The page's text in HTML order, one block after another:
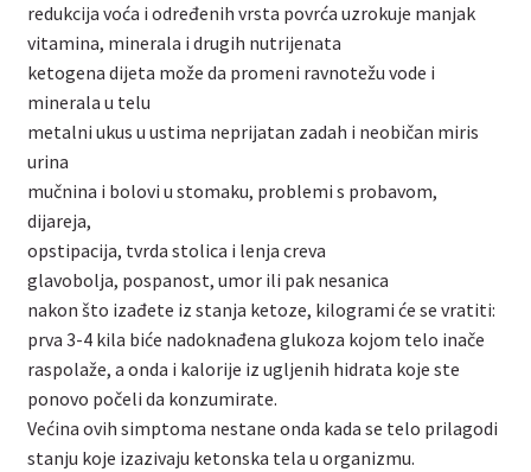
redukcija voća i određenih vrsta povrća uzrokuje manjak
vitamina, minerala i drugih nutrijenata
ketogena dijeta može da promeni ravnotežu vode i
minerala u telu
metalni ukus u ustima neprijatan zadah i neobičan miris
urina
mučnina i bolovi u stomaku, problemi s probavom,
dijareja,
opstipacija, tvrda stolica i lenja creva
glavobolja, pospanost, umor ili pak nesanica
nakon što izađete iz stanja ketoze, kilogrami će se vratiti:
prva 3-4 kila biće nadoknađena glukoza kojom telo inače
raspolaže, a onda i kalorije iz ugljenih hidrata koje ste
ponovo počeli da konzumirate.
Većina ovih simptoma nestane onda kada se telo prilagodi
stanju koje izazivaju ketonska tela u organizmu.